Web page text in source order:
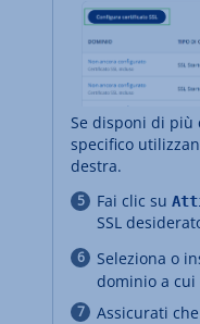
Se disponi di più
specifico
destra.
Fai clic su
SSL
Seleziona o
dominio a cui
Assicurati